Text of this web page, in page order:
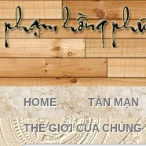
HOME TẢN MẠN
THẾ GIỚI CỦA CHÚNG